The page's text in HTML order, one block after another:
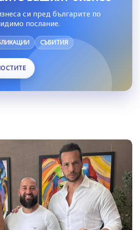
си пред българите по
послание.
СЪБИТИЯ